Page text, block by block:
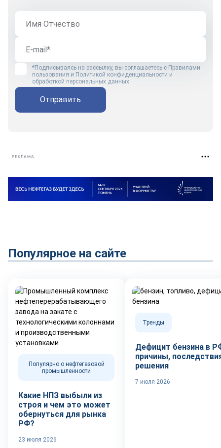
*Подписываясь на рассылку, вы соглашаетесь с Правилами
пользования и Политикой конфиденциальности и
обработкой персональных данных
Отправить
РЕКЛАМА
Популярное на сайте
Популярно о нефтегазовой
промышленности
Какие НПЗ выбыли из
строя и чем это может
обернуться для рынка
РФ?
23 июля 2026
Тренды
Дефицит бензина в
причины,
решения
7 июля 2026